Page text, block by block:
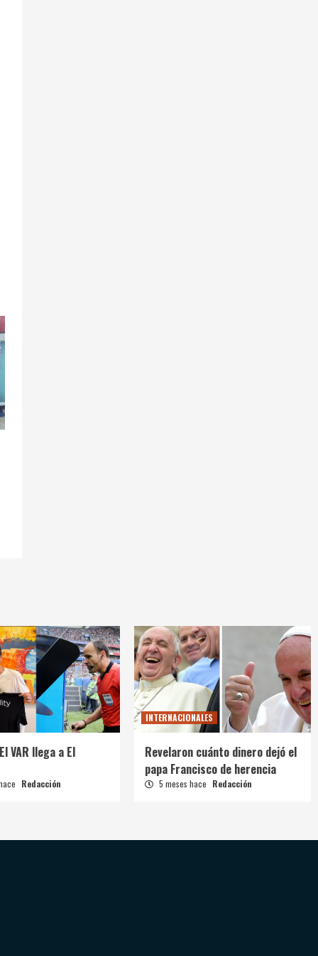
VAR llega a El
Redacción
INTERNACIONALES
Revelaron cuánto dinero dejó el
papa Francisco de herencia
5 meses hace Redacción